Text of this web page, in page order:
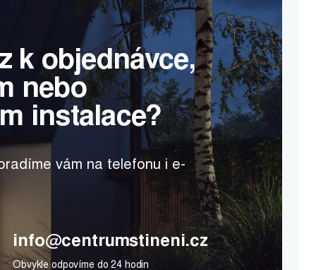
k objednávce,
nebo
instalace?
vám na telefonu i e-
info@centrumstineni.cz
Obvykle odpovíme do 24 hodin